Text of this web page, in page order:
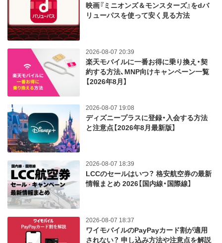
映画『ミニオンズ＆モンスターズ』をdバ
リューパスを使って安く見る方法
2026-08-07 20:39
楽天モバイルに一番お得に乗り換え・契
約する方法、MNP向けキャンペーン一覧
【2026年8月】
2026-08-07 19:08
ディズニープラスに登録・入会する方法
と注意点【2026年8月最新版】
2026-08-07 18:39
LCCのセールはいつ？ 格安航空券の最新
情報まとめ 2026【国内線・国際線】
2026-08-07 18:37
ワイモバイルのPayPayカード割が適用
されない？ 申し込み方法や注意点を解説